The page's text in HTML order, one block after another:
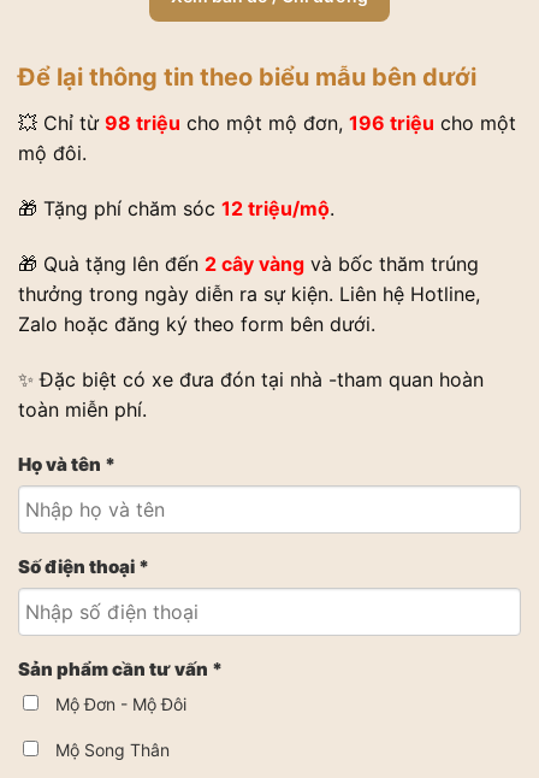
Để lại thông tin theo biểu mẫu bên dưới
💥 Chỉ từ 98 triệu cho một mộ đơn, 196 triệu cho một
mộ đôi.
🎁 Tặng phí chăm sóc 12 triệu/mộ.
🎁 Quà tặng lên đến 2 cây vàng và bốc thăm trúng
thưởng trong ngày diễn ra sự kiện. Liên hệ Hotline,
Zalo hoặc đăng ký theo form bên dưới.
✨ Đặc biệt có xe đưa đón tại nhà -tham quan hoàn
toàn miễn phí.
Họ và tên *
Số điện thoại *
Sản phẩm cần tư vấn *
Mộ Đơn - Mộ Đôi
Mộ Song Thân